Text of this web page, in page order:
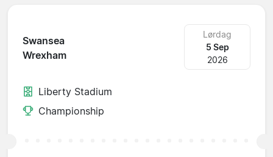
Swansea
Wrexham
Lørdag
5 Sep
2026
Liberty Stadium
Championship